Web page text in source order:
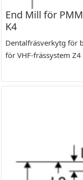
End Mill för
K4
Dentalfräsverkytg för
för VHF-frässystem Z4